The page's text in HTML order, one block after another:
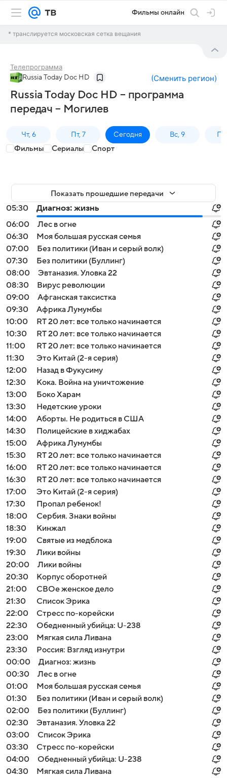
Фильмы онлайн
* транслируется московская сетка вещания
Телепрограмма
Russia Today Doc HD (Сменить регион)
Russia Today Doc HD – программа
передач – Могилев
Чт, 6 Пт, 7 Сегодня Вс, 9
Фильмы Сериалы Спорт
Показать прошедшие передачи
05:30
Диагноз: жизнь
06:00
Лес в огне
06:30
Моя большая русская семья
07:00
Без политики (Иван и серый волк)
07:30
Без политики (Буллинг)
08:00
Эвтаназия. Уловка 22
08:30
Вирус революции
09:00
Афганская таксистка
09:30
Африка Лумумбы
10:00
RT 20 лет: все только начинается
10:30
RT 20 лет: все только начинается
11:00
RT 20 лет: все только начинается
11:30
Это Китай (2-я серия)
12:00
Назад в Фукусиму
12:30
Кока. Война на уничтожение
13:00
Боко Харам
13:30
Недетские уроки
14:00
Аборты. Не родиться в США
14:30
Полицейские в хиджабах
15:00
Африка Лумумбы
15:30
RT 20 лет: все только начинается
16:00
RT 20 лет: все только начинается
16:30
RT 20 лет: все только начинается
17:00
Это Китай (2-я серия)
17:30
Пропал ребенок!
18:00
Сербия. Знаки войны
18:30
Кинжал
19:00
Святые из медблока
19:30
Лики войны
20:00
Лики войны
20:30
Корпус оборотней
21:00
СВОе женское дело
21:30
Список Эрика
22:00
Стресс по-корейски
22:30
Обедненный убийца: U-238
23:00
Мягкая сила Ливана
23:30
Россия: Взгляд изнутри
00:00
Диагноз: жизнь
00:30
Лес в огне
01:00
Моя большая русская семья
01:30
Без политики (Иван и серый волк)
02:00
Без политики (Буллинг)
02:30
Эвтаназия. Уловка 22
03:00
Список Эрика
03:30
Стресс по-корейски
04:00
Обедненный убийца: U-238
04:30
Мягкая сила Ливана